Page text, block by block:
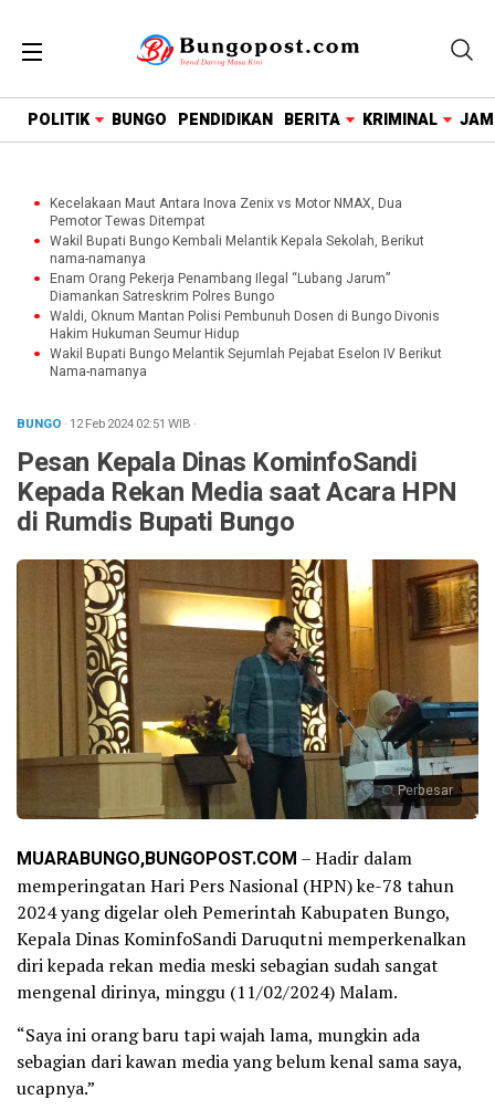
f08c47fec0942fa0
POLITIK BUNGO PENDIDIKAN BERITA KRIMINAL
Kecelakaan Maut Antara Inova Zenix vs Motor NMAX, Dua
Pemotor Tewas Ditempat
Wakil Bupati Bungo Kembali Melantik Kepala Sekolah, Berikut
nama-namanya
Enam Orang Pekerja Penambang Ilegal “Lubang Jarum”
Diamankan Satreskrim Polres Bungo
Waldi, Oknum Mantan Polisi Pembunuh Dosen di Bungo Divonis
Hakim Hukuman Seumur Hidup
Wakil Bupati Bungo Melantik Sejumlah Pejabat Eselon IV Berikut
Nama-namanya
BUNGO · 12 Feb 202402:51 WIB ·
Pesan Kepala Dinas KominfoSandi
Kepada Rekan Media saat Acara HPN
di Rumdis Bupati Bungo
Perbesar
MUARABUNGO,BUNGOPOST.COM – Hadir dalam
memperingatan Hari Pers Nasional (HPN) ke-78 tahun
2024 yang digelar oleh Pemerintah Kabupaten Bungo,
Kepala Dinas KominfoSandi Daruqutni memperkenalkan
diri kepada rekan media meski sebagian sudah sangat
mengenal dirinya, minggu (11/02/2024) Malam.
“Saya ini orang baru tapi wajah lama, mungkin ada
sebagian dari kawan media yang belum kenal sama saya,
ucapnya.”